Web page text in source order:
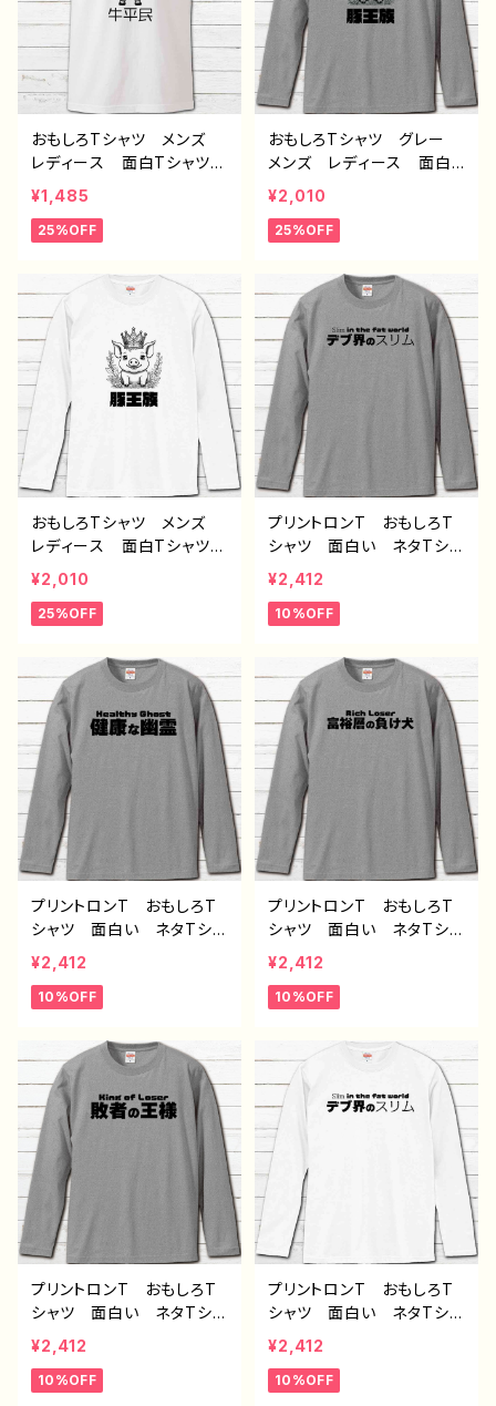
デザイン コラボ タイト
ごミック C-3
ボ グッズ 長袖Tシャ
ツ ロングTシャツ タイト
ル：牛平民（ホワイト） 作：
んごミック C-3
おもしろTシャツ メンズ
レディース 面白Tシャツ
かわいい おしゃれ イラ
スト うし 動物 ゆるか
わ ゆるい ユニーク ネ
ー おすすめ 個性的 人
気 イラストレーター クリ
エイター 絵師 オリジナ
ル デザイン グッズ 半
袖シャツ デザイン コラ
ボ タイトル：牛平民（ホワ
イト） 作：んごミック C-3
¥1,485
25%OFF
おもしろTシャツ グレー
メンズ レディース 面白T
シャツ かわいい おしゃ
れ イラスト ブタ 動
物 ゆるかわ ゆるい ユ
ルキャラクター おすす
め 個性的 人気 イラス
トレーター クリエイター
絵師 オリジナル デザイ
ン グッズ 半袖シャツ
デザイン コラボ グッ
ズ 長袖Tシャツ ロングT
シャツ タイトル：豚王族
（グレー） 作：んごミック
C-3
¥2,010
25%OFF
おもしろTシャツ メンズ
レディース 面白Tシャツ
かわいい おしゃれ イラ
スト ブタ 動物 ゆるか
わ ゆるい ユニーク ネ
ー おすすめ 個性的 人
気 イラストレーター クリ
エイター 絵師 オリジナ
ル デザイン グッズ 半
袖シャツ デザイン コラ
ボ グッズ 長袖Tシャ
ツ ロングTシャツ タイト
ル：豚王族（ホワイト） 作：
んごミック C-3
¥2,010
25%OFF
プリントロンT おもしろT
シャツ 面白い ネタTシャ
ツ ユニーク 文字 かわ
いい メンズ レディー
ス おしゃれ おすすめ
ーター 絵師 クリエイタ
ー オリジナル デザイ
ン コラボ グッズ 長袖
Tシャツ ロングTシャツ
タイトル：デブ界のスリム（グ
レー） 作：んごミック G-
6
¥2,412
10%OFF
プリントロンT おもしろT
シャツ 面白い ネタTシャ
ツ ユニーク 文字 かわ
いい メンズ レディー
ス おしゃれ おすすめ
ーター 絵師 クリエイタ
ー オリジナル デザイ
ン コラボ グッズ 長袖
Tシャツ ロングTシャツ
タイトル：健康な幽霊（グレ
ー） 作：んごミック G-6
¥2,412
10%OFF
プリントロンT おもしろT
シャツ 面白い ネタTシャ
ツ ユニーク 文字 かわ
いい メンズ レディー
ス おしゃれ おすすめ
ーター 絵師 クリエイタ
ー オリジナル デザイ
ン コラボ グッズ 長袖
Tシャツ ロングTシャツ
タイトル：富裕層の負け犬
（グレー） 作：んごミック
G-6
¥2,412
10%OFF
プリントロンT おもしろT
シャツ 面白い ネタTシャ
ツ ユニーク 文字 かわ
いい メンズ レディー
ス おしゃれ おすすめ
¥2,412
10%OFF
プリントロンT おもしろT
シャツ 面白い ネタTシャ
ツ ユニーク 文字 かわ
いい メンズ レディー
ス おしゃれ おすすめ
¥2,412
10%OFF